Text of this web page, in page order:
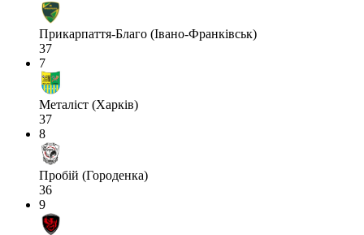
Прикарпаття-Благо (Івано-Франківськ)
37
7
Металіст (Харків)
37
8
Пробій (Городенка)
36
9